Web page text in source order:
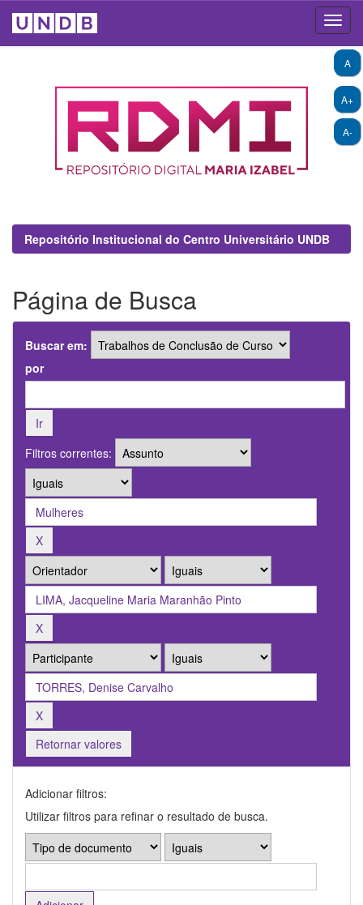
A+
A-
A
Repositório Institucional do Centro Universitário UNDB
Página de Busca
Buscar em:
por
Filtros correntes:
Retornar valores
Adicionar filtros:
Utilizar filtros para refinar o resultado de busca.